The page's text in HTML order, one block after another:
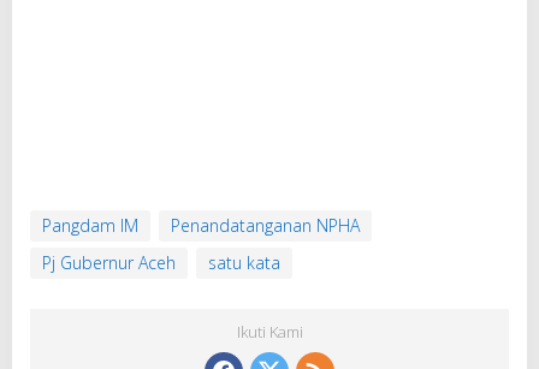
Pangdam IM
Penandatanganan NPHA
Pj Gubernur Aceh
satu kata
Ikuti Kami